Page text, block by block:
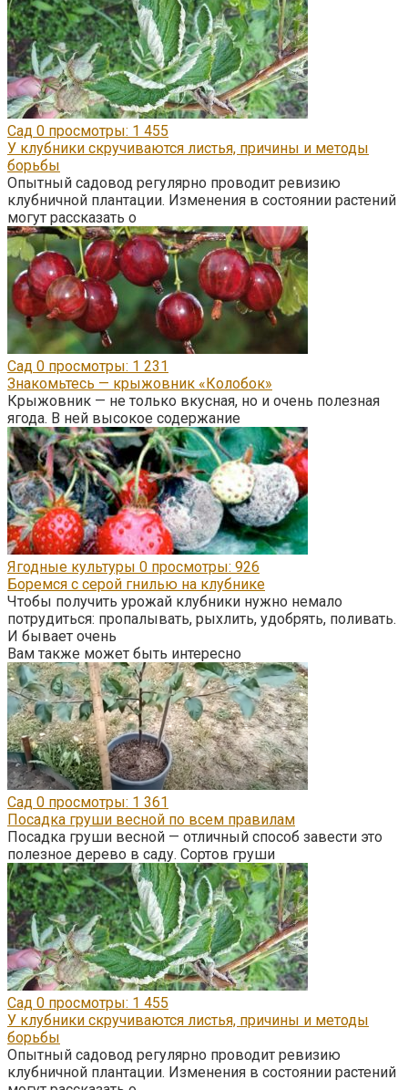
Сад 0 просмотры: 1 455
У клубники скручиваются листья, причины и методы
борьбы
Опытный садовод регулярно проводит ревизию
клубничной плантации. Изменения в состоянии растений
могут рассказать о
Сад 0 просмотры: 1 231
Знакомьтесь — крыжовник «Колобок»
Крыжовник — не только вкусная, но и очень полезная
ягода. В ней высокое содержание
Ягодные культуры 0 просмотры: 926
Боремся с серой гнилью на клубнике
Чтобы получить урожай клубники нужно немало
потрудиться: пропалывать, рыхлить, удобрять, поливать.
И бывает очень
Вам также может быть интересно
Сад 0 просмотры: 1 361
Посадка груши весной по всем правилам
Посадка груши весной — отличный способ завести это
полезное дерево в саду. Сортов груши
Сад 0 просмотры: 1 455
У клубники скручиваются листья, причины и методы
борьбы
Опытный садовод регулярно проводит ревизию
клубничной плантации. Изменения в состоянии растений